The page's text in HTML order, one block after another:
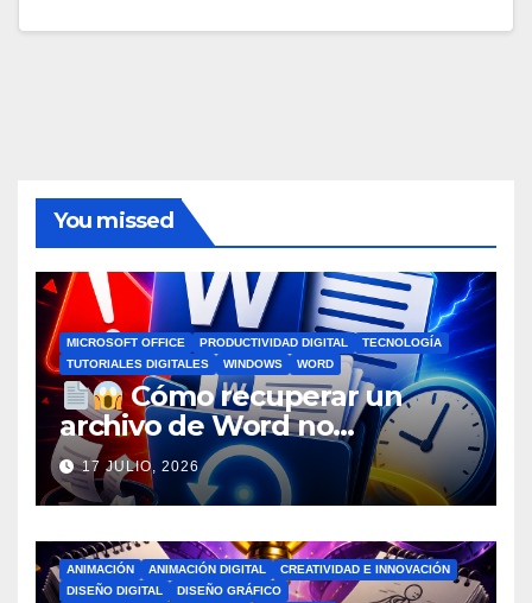
You missed
MICROSOFT OFFICE PRODUCTIVIDAD DIGITAL
TECNOLOGÍA
TUTORIALES DIGITALES
WINDOWS WORD
Cómo recuperar un
archivo de Word no
guardado antes de entrar en
pánico
17 JULIO, 2026
ANIMACIÓN ANIMACIÓN DIGITAL
CREATIVIDAD E INNOVACIÓN
DISEÑO DIGITAL
DISEÑO GRÁFICO